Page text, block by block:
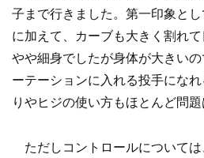
子まで行きました。第一印象と
に加えて、カーブも大きく割れて
やや細身でしたが身体が大きい
ーテーションに入れる投手にな
りやヒジの使い方もほとんど問題
ただしコントロールについては